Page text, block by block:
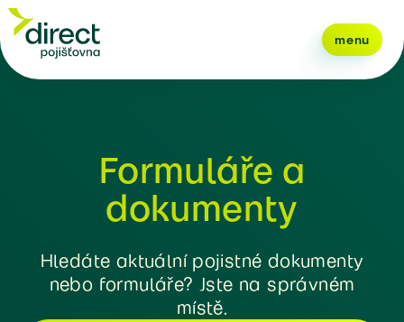
menu
Formuláře a
dokumenty
Hledáte aktuální pojistné dokumenty
nebo formuláře? Jste na správném
místě.